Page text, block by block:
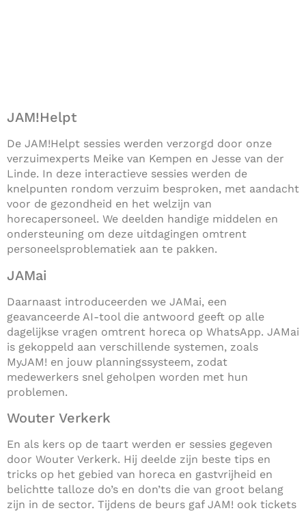
JAM!Helpt
De JAM!Helpt sessies werden verzorgd door onze
verzuimexperts Meike van Kempen en Jesse van der
Linde. In deze interactieve sessies werden de
knelpunten rondom verzuim besproken, met aandacht
voor de gezondheid en het welzijn van
horecapersoneel. We deelden handige middelen en
ondersteuning om deze uitdagingen omtrent
personeelsproblematiek aan te pakken.
JAMai
Daarnaast introduceerden we JAMai, een
geavanceerde AI-tool die antwoord geeft op alle
dagelijkse vragen omtrent horeca op WhatsApp. JAMai
is gekoppeld aan verschillende systemen, zoals
MyJAM! en jouw planningssysteem, zodat
medewerkers snel geholpen worden met hun
problemen.
Wouter Verkerk
En als kers op de taart werden er sessies gegeven
door Wouter Verkerk. Hij deelde zijn beste tips en
tricks op het gebied van horeca en gastvrijheid en
belichtte talloze do’s en don’ts die van groot belang
zijn in de sector. Tijdens de beurs gaf JAM! ook tickets